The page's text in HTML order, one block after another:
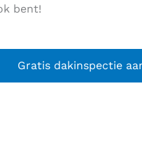
bent!
Gratis dakinspectie